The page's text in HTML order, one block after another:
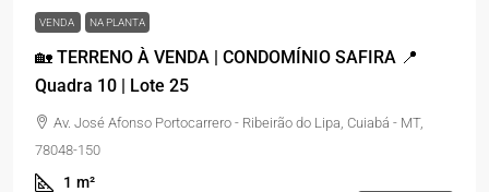
VENDA NA PLANTA
🏡 TERRENO À VENDA | CONDOMÍNIO SAFIRA 📍
Quadra 10 | Lote 25
Av. José Afonso Portocarrero - Ribeirão do Lipa, Cuiabá - MT,
78048-150
1 m²